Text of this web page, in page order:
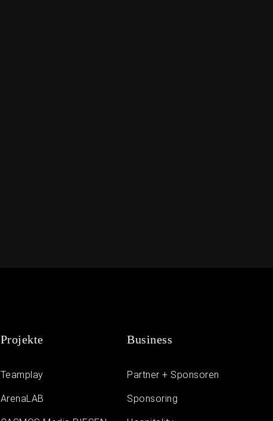
Projekte
Teamplay
ArenaLAB
Business
Partner + Sponsoren
Sponsoring